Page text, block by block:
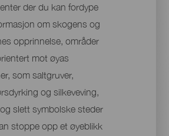
der du kan fordype
om skogens og
opprinnelse, områder
mot øyas
som saltgruver,
og silkeveving,
slett symbolske steder
stoppe opp et øyeblikk